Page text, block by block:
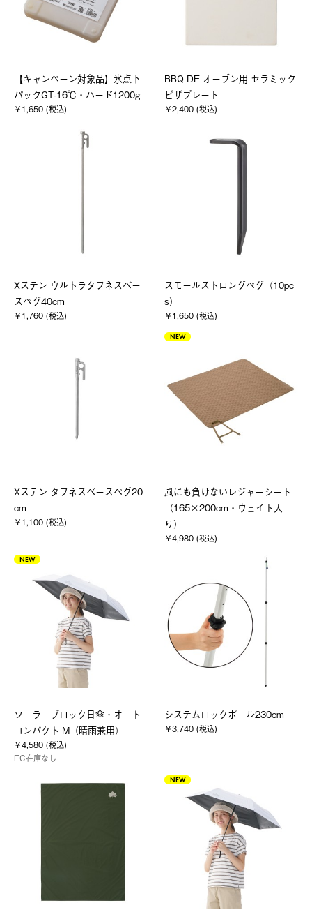
【キャンペーン対象品】氷点下
パックGT-16℃・ハード1200g
￥1,650 (税込)
BBQ DE オーブン用 セラミック
ピザプレート
￥2,400 (税込)
Xステン ウルトラタフネスベー
スペグ40cm
￥1,760 (税込)
スモールストロングペグ（10pc
s）
￥1,650 (税込)
Xステン タフネスベースペグ20
cm
￥1,100 (税込)
NEW
風にも負けないレジャーシート
（165×200cm・ウェイト入
り）
￥4,980 (税込)
NEW
ソーラーブロック日傘・オート
コンパクト M（晴雨兼用）
￥4,580 (税込)
EC在庫なし
システムロックポール230cm
￥3,740 (税込)
NEW